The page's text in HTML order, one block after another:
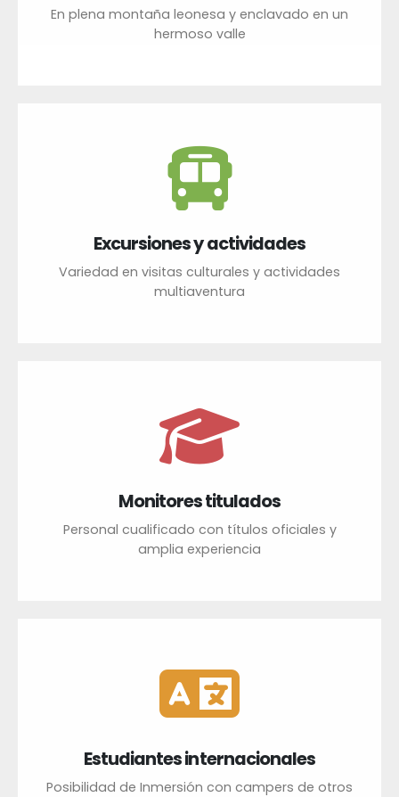
En plena montaña leonesa y enclavado en un
hermoso valle
Excursiones y actividades
Variedad en visitas culturales y actividades
multiaventura
Monitores titulados
Personal cualificado con títulos oficiales y
amplia experiencia
Estudiantes internacionales
Posibilidad de Inmersión con campers de otros